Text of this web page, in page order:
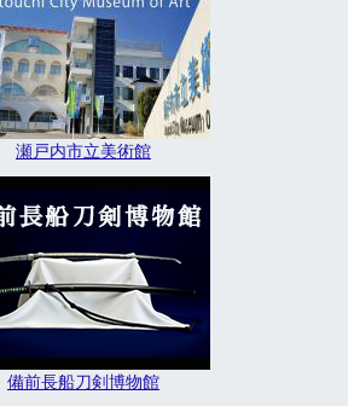
瀬戸内市立美術館
備前長船刀剣博物館